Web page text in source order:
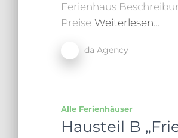
Ferienhaus
Preise Weiterlesen…
da Agency
Alle Ferienhäuser
Hausteil B